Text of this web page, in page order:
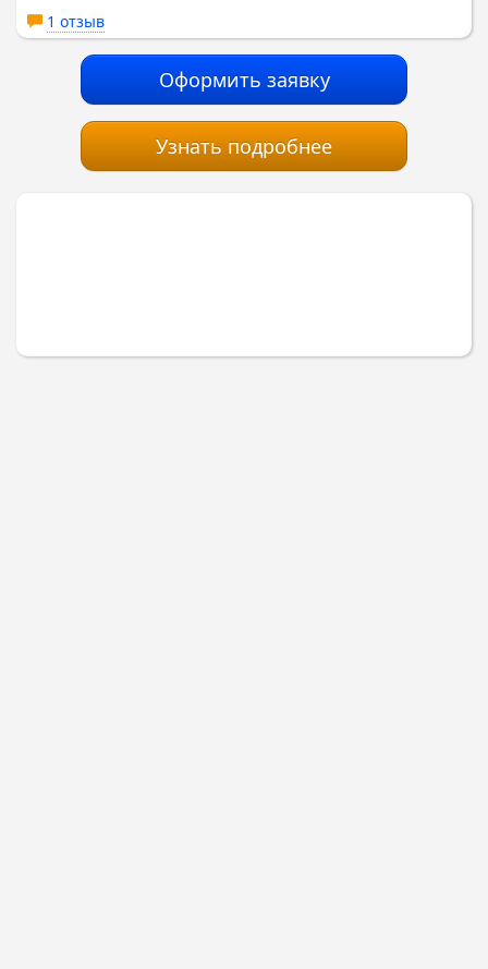
1 отзыв
Оформить заявку
Узнать подробнее